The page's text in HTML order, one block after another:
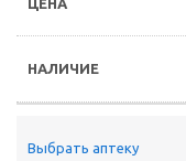
Выбрать аптеку